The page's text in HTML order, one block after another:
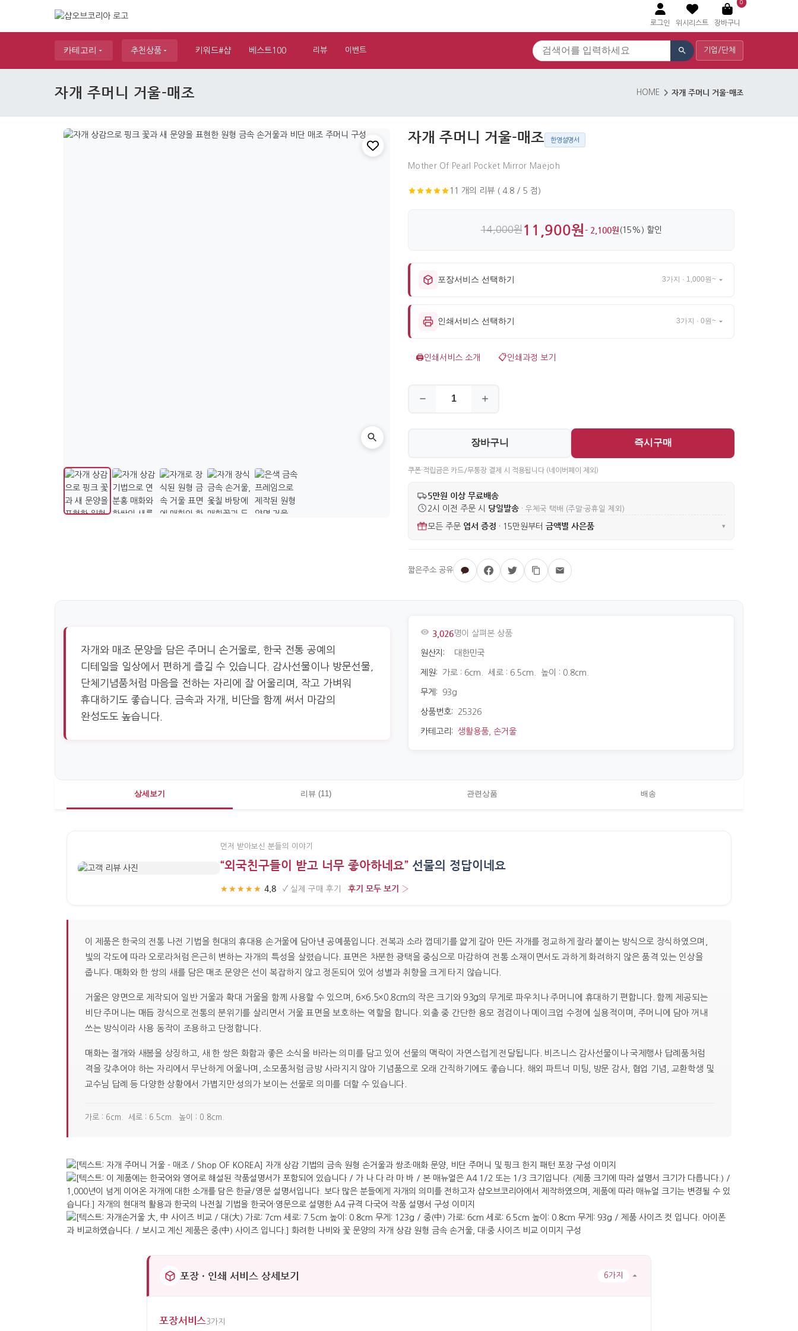
로그인 위시리스트
0
장바구니
카테고리 추천상품 키워드#샵 베스트100 리뷰 이벤트 기업/단체
자개 주머니 거울-매조 HOME 자개 주머니 거울-매조
자개 주머니 거울-매조 한영설명서
Mother Of Pearl Pocket Mirror Maejoh
11 개의 리뷰 ( 4.8 / 5 점)
14,000원11,900원 - 2,100원 (15%) 할인
포장서비스 선택하기 3가지 · 1,000원~
인쇄서비스 선택하기 3가지 · 0원~
🖨️인쇄서비스 소개 📋인쇄과정 보기
장바구니 즉시구매
쿠폰·적립금은 카드/무통장 결제 시 적용됩니다 (네이버페이 제외)
5만원 이상 무료배송
2시 이전 주문 시 당일발송 · 우체국 택배 (주말·공휴일 제외)
모든 주문 엽서 증정 · 15만원부터 금액별 사은품 ▾
자개와 매조 문양을 담은 주머니 손거울로, 한국 전통 공예의
디테일을 일상에서 편하게 즐길 수 있습니다. 감사선물이나 방문선물,
단체기념품처럼 마음을 전하는 자리에 잘 어울리며, 작고 가벼워
휴대하기도 좋습니다. 금속과 자개, 비단을 함께 써서 마감의
완성도도 높습니다.
3,026명이 살펴본 상품
원산지: 대한민국
제원: 가로 : 6cm. 세로 : 6.5cm. 높이 : 0.8cm.
무게: 93g
상품번호: 25326
카테고리: 생활용품 손거울
상세보기 리뷰 (11) 관련상품 배송
먼저 받아보신 분들의 이야기
“외국친구들이 받고 너무 좋아하네요” 선물의 정답이네요
★★★★★ 4.8 · ✓ 실제 구매 후기 · 후기 모두 보기 ›
이 제품은 한국의 전통 나전 기법을 현대의 휴대용 손거울에 담아낸 공예품입니다. 전복과 소라 껍데기를 얇게 갈아 만든 자개를 정교하게 잘라 붙이는 방식으로 장식하였으며,
빛의 각도에 따라 오로라처럼 은근히 변하는 자개의 특성을 살렸습니다. 표면은 차분한 광택을 중심으로 마감하여 전통 소재이면서도 과하게 화려하지 않은 품격 있는 인상을
줍니다. 매화와 한 쌍의 새를 담은 매조 문양은 선이 복잡하지 않고 정돈되어 있어 성별과 취향을 크게 타지 않습니다.
거울은 양면으로 제작되어 일반 거울과 확대 거울을 함께 사용할 수 있으며, 6×6.5×0.8cm의 작은 크기와 93g의 무게로 파우치나 주머니에 휴대하기 편합니다. 함께 제공되는
비단 주머니는 매듭 장식으로 전통의 분위기를 살리면서 거울 표면을 보호하는 역할을 합니다. 외출 중 간단한 용모 점검이나 메이크업 수정에 실용적이며, 주머니에 담아 꺼내
쓰는 방식이라 사용 동작이 조용하고 단정합니다.
매화는 절개와 새봄을 상징하고, 새 한 쌍은 화합과 좋은 소식을 바라는 의미를 담고 있어 선물의 맥락이 자연스럽게 전달됩니다. 비즈니스 감사선물이나 국제행사 답례품처럼
격을 갖추어야 하는 자리에서 무난하게 어울나며, 소모품처럼 금방 사라지지 않아 기념품으로 오래 간직하기에도 좋습니다. 해외 파트너 미팅, 방문 감사, 협업 기념, 교환학생 및
교수님 답례 등 다양한 상황에서 가볍지만 성의가 보이는 선물로 의미를 더할 수 있습니다.
가로 : 6cm. 세로 : 6.5cm. 높이 : 0.8cm.
포장 · 인쇄 서비스 상세보기 6가지
포장서비스3가지